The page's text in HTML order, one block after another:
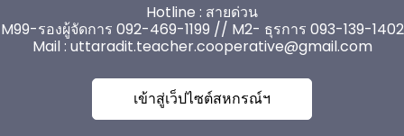
Hotline : สายด่วน
M99-รองผู้จัดการ 092-469-1199 // M2- ธุรการ 093-139-1402
Mail :uttaradit.teacher.cooperative@gmail.com
เข้าสู่เว็ปไซต์สหกรณ์ฯ